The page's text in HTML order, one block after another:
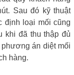
Sau đó kỹ thuật
định loại mối cũng
khi đã thu thập đủ
án diệt mối
hàng.